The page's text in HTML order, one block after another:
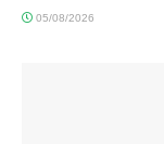
05/08/2026